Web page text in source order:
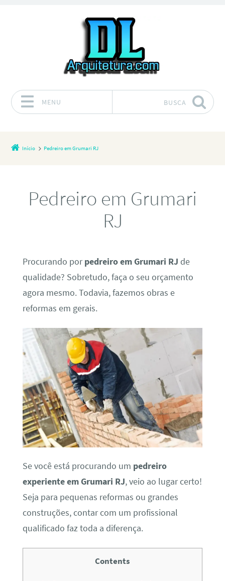
MENU BUSCA
Início Pedreiro em Grumari RJ
Pedreiro em Grumari
RJ
Procurando porpedreiro em Grumari RJ de
qualidade? Sobretudo, faça o seu orçamento
agora mesmo. Todavia, fazemos obras e
reformas em gerais.
Se você está procurando um pedreiro
experiente em Grumari RJ, veio ao lugar certo!
Seja para pequenas reformas ou grandes
construções, contar com um profissional
qualificado faz toda a diferença.
Contents